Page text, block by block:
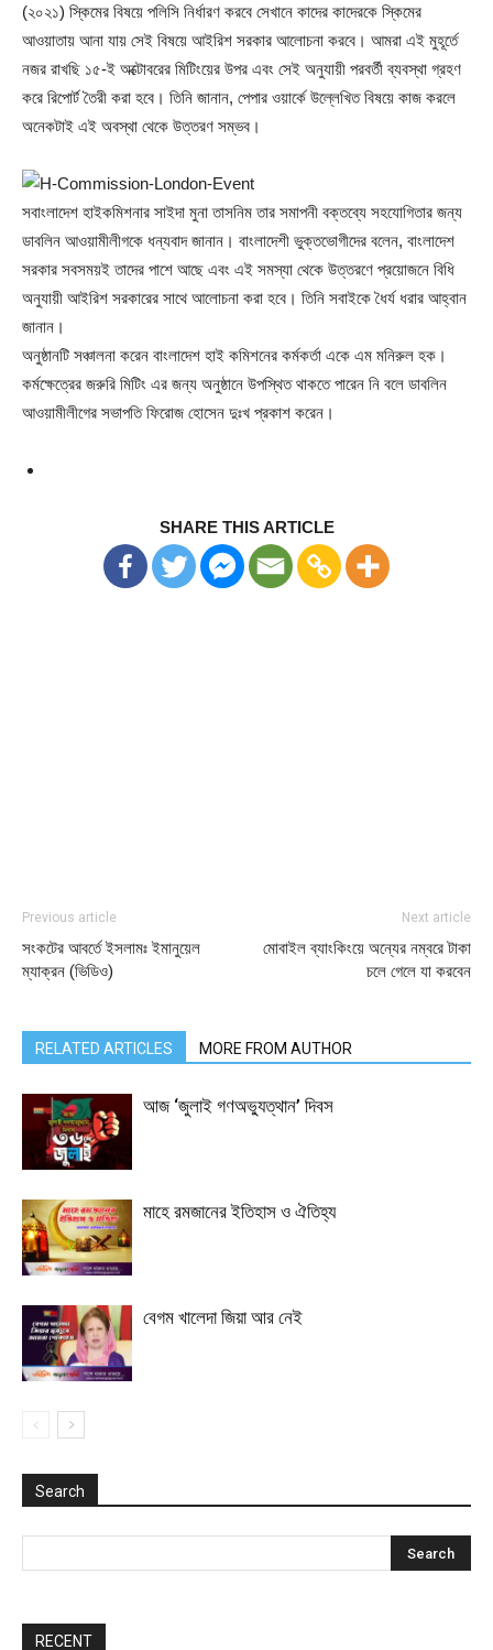
(২০২১) স্কিমের বিষয়ে পলিসি নির্ধারণ করবে সেখানে কাদের কাদেরকে স্কিমের
আওয়াতায় আনা যায় সেই বিষয়ে আইরিশ সরকার আলোচনা করবে। আমরা এই মুহূর্তে
নজর রাখছি ১৫-ই অক্টোবরের মিটিংয়ের উপর এবং সেই অনুযায়ী পরবর্তী ব্যবস্থা গ্রহণ
করে রিপোর্ট তৈরী করা হবে। তিনি জানান, পেপার ওয়ার্কে উল্লেখিত বিষয়ে কাজ করলে
অনেকটাই এই অবস্থা থেকে উত্তরণ সম্ভব।
সবাংলাদেশ হাইকমিশনার সাইদা মুনা তাসনিম তার সমাপনী বক্তব্যে সহযোগিতার জন্য
ডাবলিন আওয়ামীলীগকে ধন্যবাদ জানান। বাংলাদেশী ভুক্তভোগীদের বলেন, বাংলাদেশ
সরকার সবসময়ই তাদের পাশে আছে এবং এই সমস্যা থেকে উত্তরণে প্রয়োজনে বিধি
অনুযায়ী আইরিশ সরকারের সাথে আলোচনা করা হবে। তিনি সবাইকে ধৈর্য ধরার আহ্বান
জানান।
অনুষ্ঠানটি সঞ্চালনা করেন বাংলাদেশ হাই কমিশনের কর্মকর্তা একে এম মনিরুল হক।
কর্মক্ষেত্রের জরুরি মিটিং এর জন্য অনুষ্ঠানে উপস্থিত থাকতে পারেন নি বলে ডাবলিন
আওয়ামীলীগের সভাপতি ফিরোজ হোসেন দুঃখ প্রকাশ করেন।
SHARE THIS ARTICLE
Previous article
সংকটের আবর্তে ইসলামঃ ইমানুয়েল
ম্যাক্রন (ভিডিও)
Next article
মোবাইল ব্যাংকিংয়ে অন্যের নম্বরে টাকা
চলে গেলে যা করবেন
RELATED ARTICLES MORE FROM AUTHOR
আজ ‘জুলাই গণঅভ্যুত্থান’ দিবস
মাহে রমজানের ইতিহাস ও ঐতিহ্য
বেগম খালেদা জিয়া আর নেই
Search
RECENT